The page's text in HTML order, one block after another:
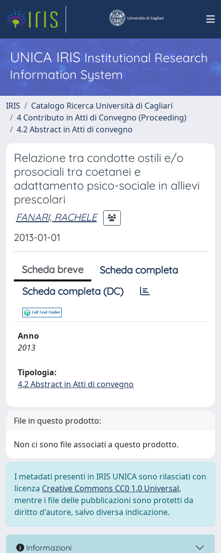
UNICA IRISInstitutional Research
Information System
IRIS
Catalogo Ricerca Università di Cagliari
4 Contributo in Atti di Convegno (Proceeding)
4.2 Abstract in Atti di convegno
Relazione tra condotte ostili e/o
prosociali tra coetanei e
adattamento psico-sociale in allievi
prescolari
FANARI, RACHELE
2013-01-01
Scheda breve
Scheda completa
Scheda completa (DC)
Anno
2013
Tipologia:
4.2 Abstract in Atti di convegno
File in questo prodotto:
Non ci sono file associati a questo prodotto.
I metadati presenti in IRIS UNICA sono rilasciati con
licenza Creative Commons CC0 1.0 Universal,
mentre i file delle pubblicazioni sono protetti da
diritto d'autore, salvo diversa indicazione.
Informazioni